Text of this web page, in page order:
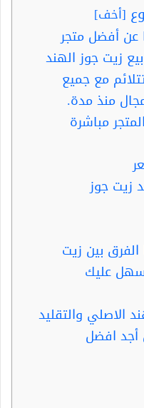
[أخف]
عن أفضل متجر
زيت جوز الهند
مع جميع
منذ مدة.
مباشرة
زيت جوز
بين زيت
عليك
الاصلي والتقليد
أجد افضل